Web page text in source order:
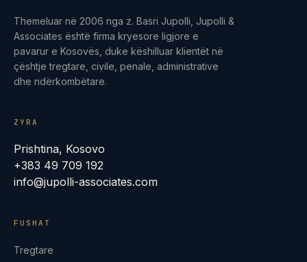
Themeluar në 2006 nga z. Basri Jupolli, Jupolli &
Associates është firma kryesore ligjore e
pavarur e Kosovës, duke këshilluar klientët në
çështje tregtare, civile, penale, administrative
dhe ndërkombëtare.
ZYRA
Prishtina, Kosovo
+383 49 709 192
info@jupolli-associates.com
FUSHAT
Tregtare